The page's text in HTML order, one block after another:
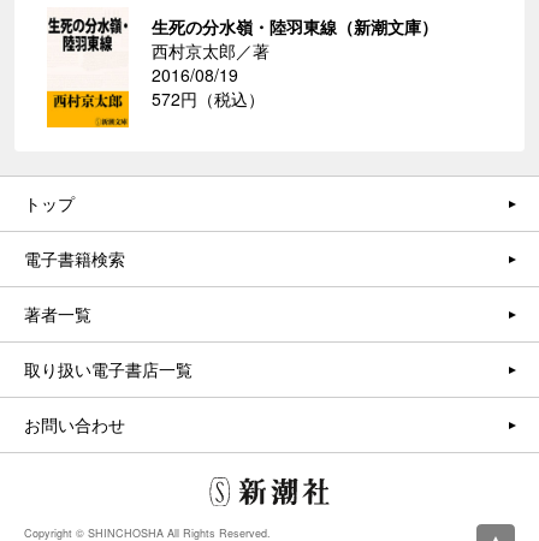
生死の分水嶺・陸羽東線（新潮文庫）
西村京太郎／著
2016/08/19
572円（税込）
トップ
電子書籍検索
著者一覧
取り扱い電子書店一覧
お問い合わせ
Copyright © SHINCHOSHA All Rights Reserved.